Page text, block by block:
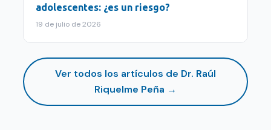
adolescentes: ¿es un riesgo?
19 de julio de 2026
Ver todos los artículos de Dr. Raúl
Riquelme Peña →